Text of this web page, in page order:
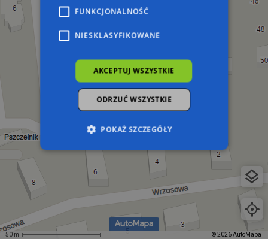
50 m © 2026 AutoMapa
FUNKCJONALNOŚĆ
NIESKLASYFIKOWANE
AKCEPTUJ WSZYSTKIE
ODRZUĆ WSZYSTKIE
POKAŻ SZCZEGÓŁY
Niezbędne
Funkcjonalność
Niesklasyfikowane
Niezbędne pliki cookie umożliwiają korzystanie z
podstawowych funkcji strony internetowej,
takich jak logowanie użytkownika i zarządzanie